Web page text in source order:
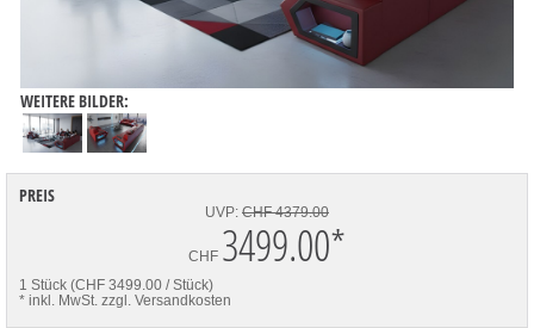
WEITERE BILDER:
PREIS
UVP: CHF 4379.00
CHF 3499.00*
1 Stück (CHF 3499.00 / Stück)
* inkl. MwSt. zzgl. Versandkosten